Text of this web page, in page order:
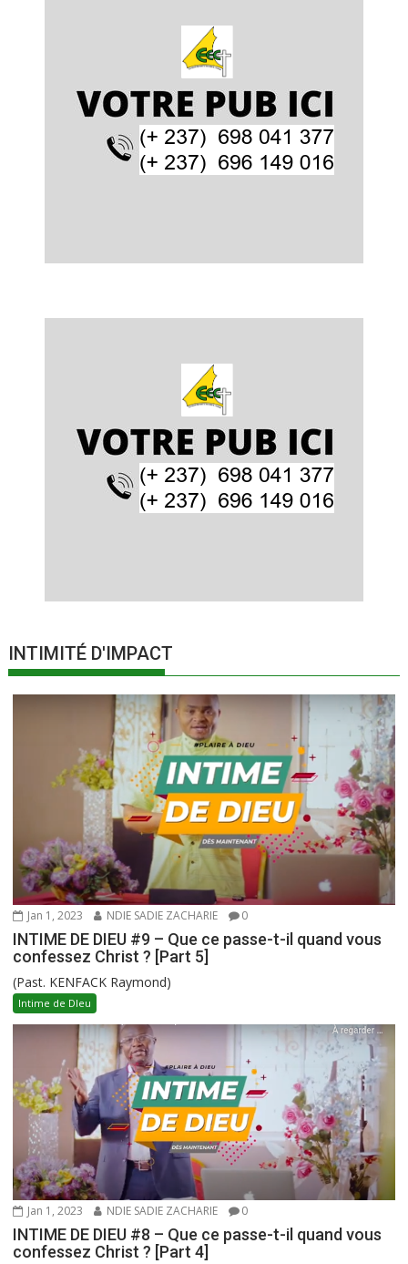
INTIMITÉ D'IMPACT
Jan 1, 2023 NDIE SADIE ZACHARIE 0
INTIME DE DIEU #9 – Que ce passe-t-il quand vous
confessez Christ ? [Part 5]
(Past. KENFACK Raymond)
Intime de DIeu
Jan 1, 2023 NDIE SADIE ZACHARIE 0
INTIME DE DIEU #8 – Que ce passe-t-il quand vous
confessez Christ ? [Part 4]